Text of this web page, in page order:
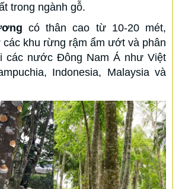
trong ngành gỗ.
có thân cao từ 10-20 mét,
khu rừng rậm ẩm ướt và phân
các nước Đông Nam Á như Việt
Indonesia, Malaysia và